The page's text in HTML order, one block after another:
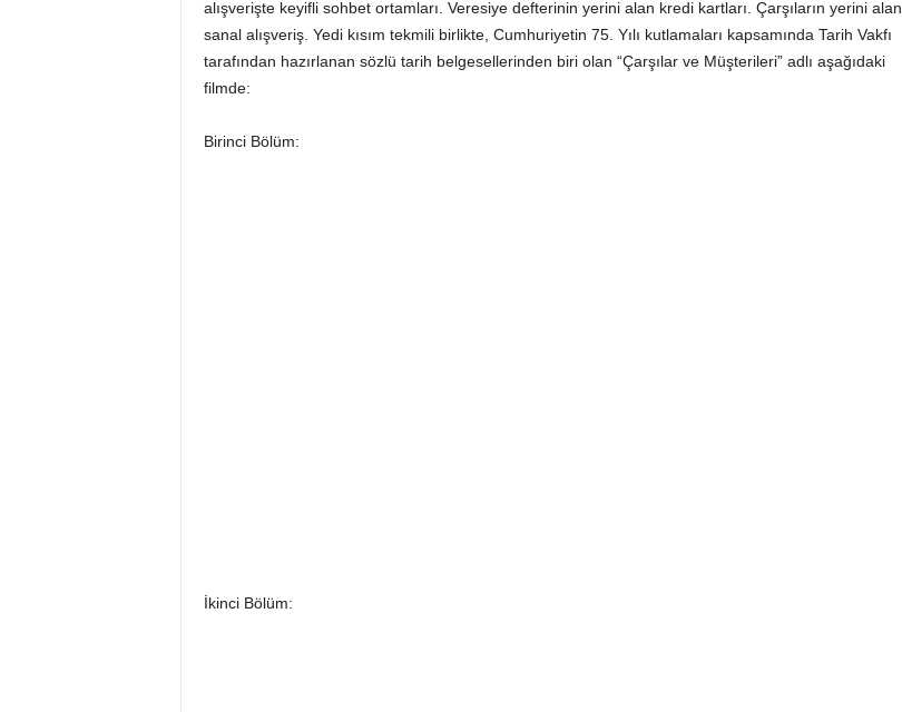
alışverişte keyifli sohbet ortamları. Veresiye defterinin yerini alan kredi kartları. Çarşıların yerini alan
sanal alışveriş. Yedi kısım tekmili birlikte, Cumhuriyetin 75. Yılı kutlamaları kapsamında Tarih Vakfı
tarafından hazırlanan sözlü tarih belgesellerinden biri olan “Çarşılar ve Müşterileri” adlı aşağıdaki
filmde:
Birinci Bölüm:
İkinci Bölüm: